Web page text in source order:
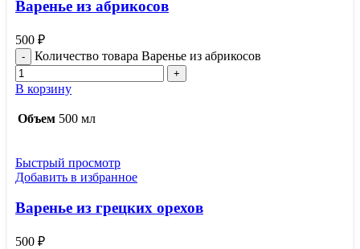
Варенье из абрикосов
500 ₽
Количество товара Варенье из абрикосов
В корзину
Объем 500 мл
Быстрый просмотр
Добавить в избранное
Варенье из грецких орехов
500 ₽